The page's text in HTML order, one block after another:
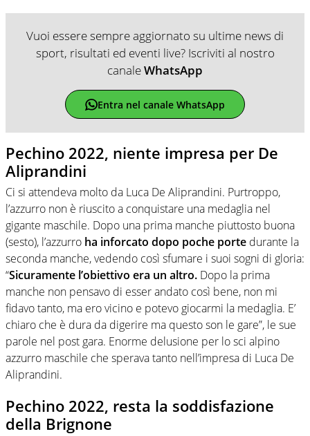
Vuoi essere sempre aggiornato su ultime news di
sport, risultati ed eventi live? Iscriviti al nostro
canaleWhatsApp
Entra nel canale WhatsApp
Pechino 2022, niente impresa per De
Aliprandini
Ci si attendeva molto da Luca De Aliprandini. Purtroppo,
l’azzurro non è riuscito a conquistare una medaglia nel
gigante maschile. Dopo una prima manche piuttosto buona
(sesto), l’azzurro ha inforcato dopo poche porte durante la
seconda manche, vedendo così sfumare i suoi sogni di gloria:
“Sicuramente l’obiettivo era un altro. Dopo la prima
manche non pensavo di esser andato così bene, non mi
fidavo tanto, ma ero vicino e potevo giocarmi la medaglia. E’
chiaro che è dura da digerire ma questo son le gare”, le sue
parole nel post gara. Enorme delusione per lo sci alpino
azzurro maschile che sperava tanto nell’impresa di Luca De
Aliprandini.
Pechino 2022, resta la soddisfazione
della Brignone